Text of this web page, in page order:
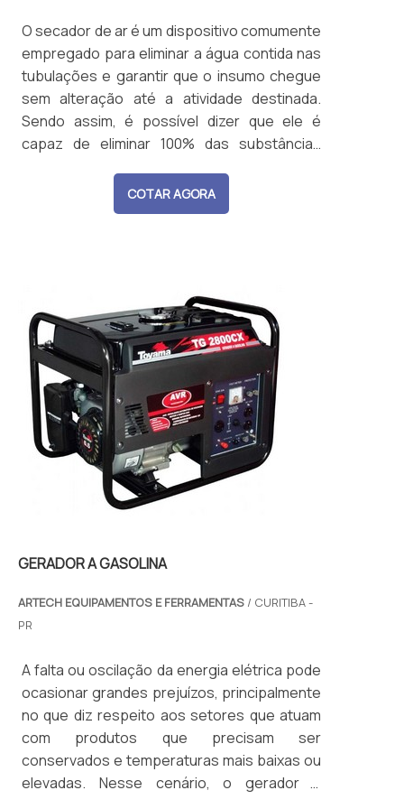
O secador de ar é um dispositivo comumente
empregado para eliminar a água contida nas
tubulações e garantir que o insumo chegue
sem alteração até a atividade destinada.
Sendo assim, é possível dizer que ele é
capaz de eliminar 100% das substâncias
consequentemente, protegendo todo o
sistema. AS PRINCIPAIS VANTAGENS DA
COTAR AGORA
GERADOR A GASOLINA
ARTECH EQUIPAMENTOS E FERRAMENTAS / CURITIBA -
PR
A falta ou oscilação da energia elétrica pode
ocasionar grandes prejuízos, principalmente
no que diz respeito aos setores que atuam
com produtos que precisam ser
conservados e temperaturas mais baixas ou
elevadas. Nesse cenário, o gerador a